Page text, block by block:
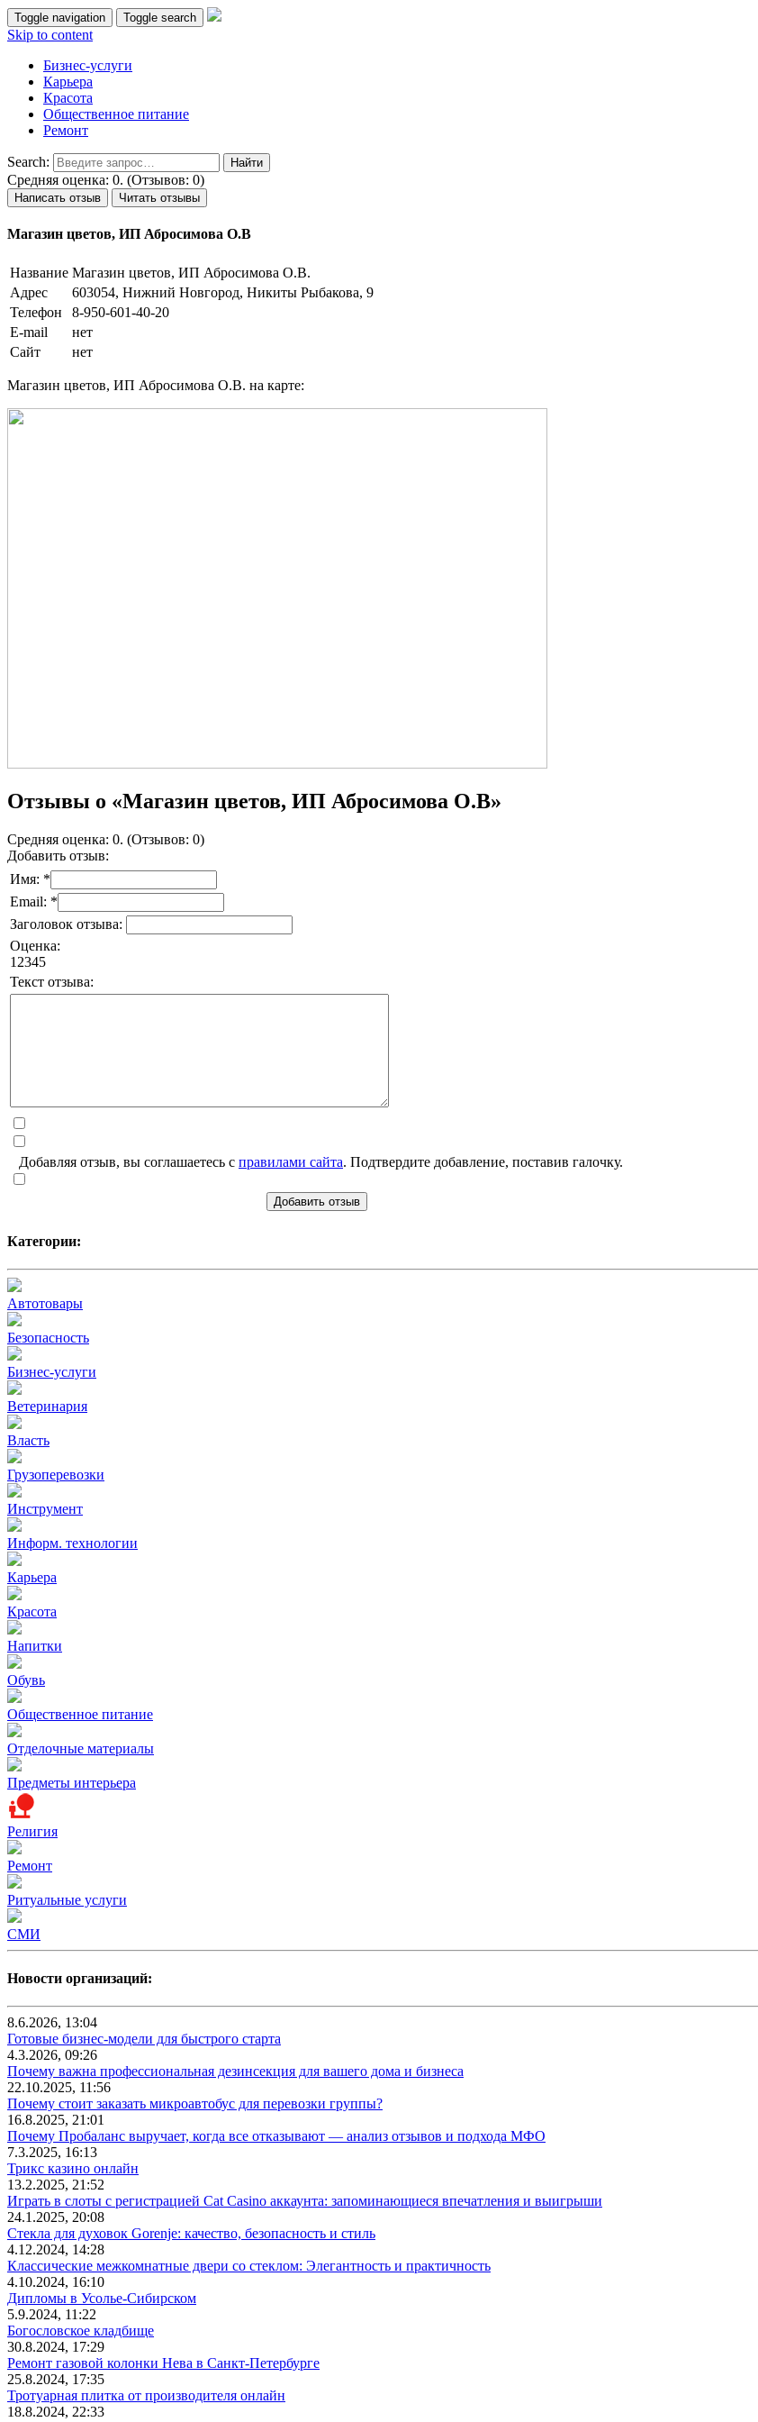
Toggle navigation Toggle search
Skip to content
Бизнес-услуги
Карьера
Красота
Общественное питание
Ремонт
Search:
Средняя оценка: 0. (Отзывов: 0)
Написать отзыв Читать отзывы
Магазин цветов, ИП Абросимова О.В
Название Магазин цветов, ИП Абросимова О.В.
Адрес
603054, Нижний Новгород, Никиты Рыбакова, 9
Телефон
8-950-601-40-20
E-mail
нет
Сайт
нет
Магазин цветов, ИП Абросимова О.В. на карте:
Отзывы о «Магазин цветов, ИП Абросимова О.В»
Средняя оценка: 0. (Отзывов: 0)
Добавить отзыв:
Имя: *
Email: *
Заголовок отзыва:
Оценка:
1 2345
Текст отзыва:
Добавляя отзыв, вы соглашаетесь с правилами сайта. Подтвердите добавление, поставив галочку.
Добавить отзыв
Категории:
Автотовары
Безопасность
Бизнес-услуги
Ветеринария
Власть
Грузоперевозки
Инструмент
Информ. технологии
Карьера
Красота
Напитки
Обувь
Общественное питание
Отделочные материалы
Предметы интерьера
Религия
Ремонт
Ритуальные услуги
СМИ
Новости организаций:
8.6.2026, 13:04
Готовые бизнес-модели для быстрого старта
4.3.2026, 09:26
Почему важна профессиональная дезинсекция для вашего дома и бизнеса
22.10.2025, 11:56
Почему стоит заказать микроавтобус для перевозки группы?
16.8.2025, 21:01
Почему Пробаланс выручает, когда все отказывают — анализ отзывов и подхода МФО
7.3.2025, 16:13
Трикс казино онлайн
13.2.2025, 21:52
Играть в слоты с регистрацией Cat Casino аккаунта: запоминающиеся впечатления и выигрыши
24.1.2025, 20:08
Стекла для духовок Gorenje: качество, безопасность и стиль
4.12.2024, 14:28
Классические межкомнатные двери со стеклом: Элегантность и практичность
4.10.2024, 16:10
Дипломы в Усолье-Сибирском
5.9.2024, 11:22
Богословское кладбище
30.8.2024, 17:29
Ремонт газовой колонки Нева в Санкт-Петербурге
25.8.2024, 17:35
Тротуарная плитка от производителя онлайн
18.8.2024, 22:33